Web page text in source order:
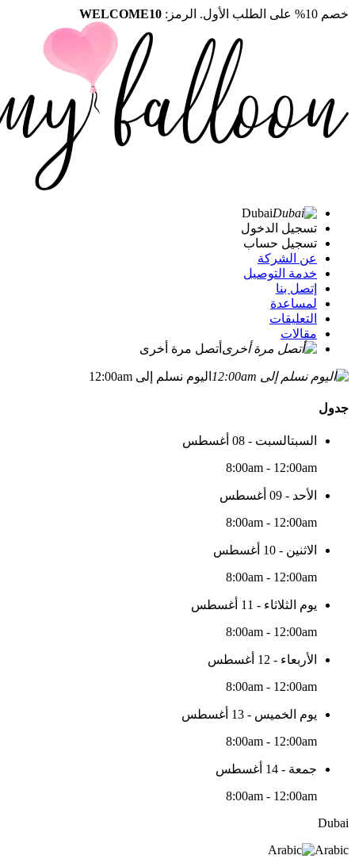
خصم 10% على الطلب الأول. الرمز: WELCOME10
Dubai
تسجيل الدخول
تسجيل حساب
عن الشركة
خدمة التوصيل
إتصل بنا
لمساعدة
التعليقات
مقالات
أتصل مرة أخرى
اليوم نسلم إلى 12:00am
جدول
السبتالسبت - 08 أغسطس
8:00am - 12:00am
الأحد - 09 أغسطس
8:00am - 12:00am
الاثنين - 10 أغسطس
8:00am - 12:00am
يوم الثلاثاء - 11 أغسطس
8:00am - 12:00am
الأربعاء - 12 أغسطس
8:00am - 12:00am
يوم الخميس - 13 أغسطس
8:00am - 12:00am
جمعة - 14 أغسطس
8:00am - 12:00am
Dubai
Arabic